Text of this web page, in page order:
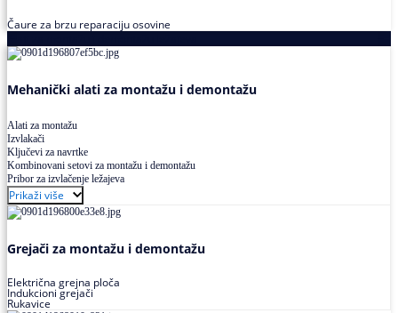
Čaure za brzu reparaciju osovine
Mehanički alati za montažu i demontažu
Alati za montažu
Izvlakači
Ključevi za navrtke
Kombinovani setovi za montažu i demontažu
Pribor za izvlačenje ležajeva
Prikaži više
Grejači za montažu i demontažu
Električna grejna ploča
Indukcioni grejači
Rukavice